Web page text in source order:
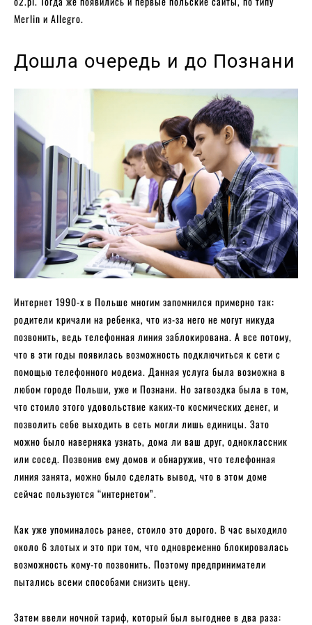
Merlin и Allegro.
Дошла очередь и до Познани
Интернет 1990-х в Польше многим запомнился примерно так:
родители кричали на ребенка, что из-за него не могут никуда
позвонить, ведь телефонная линия заблокирована. А все потому,
что в эти годы появилась возможность подключиться к сети с
помощью телефонного модема. Данная услуга была возможна в
любом городе Польши, уже и Познани. Но загвоздка была в том,
что стоило этого удовольствие каких-то космических денег, и
позволить себе выходить в сеть могли лишь единицы. Зато
можно было наверняка узнать, дома ли ваш друг, одноклассник
или сосед. Позвонив ему домов и обнаружив, что телефонная
линия занята, можно было сделать вывод, что в этом доме
сейчас пользуются “интернетом”.
Как уже упоминалось ранее, стоило это дорого. В час выходило
около 6 злотых и это при том, что одновременно блокировалась
возможность кому-то позвонить. Поэтому предприниматели
пытались всеми способами снизить цену.
Затем ввели ночной тариф, который был выгоднее в два раза: